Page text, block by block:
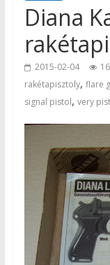
Diana
2015-02-04
rakétapisztoly, flare
signal pistol, very